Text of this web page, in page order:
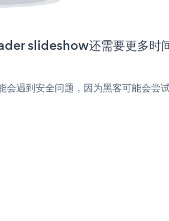
slideshow还需要更多时
会遇到安全问题，因为黑客可能会尝